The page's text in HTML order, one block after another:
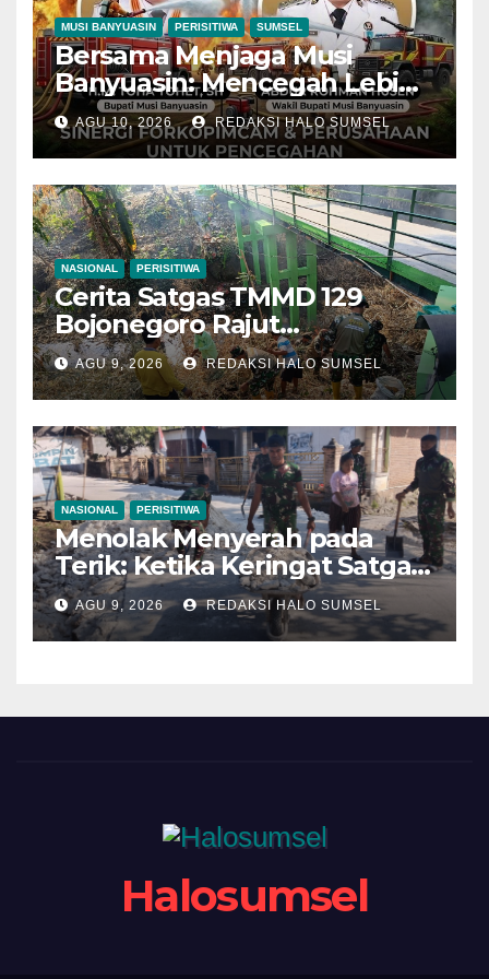
MUSI BANYUASIN PERISITIWA SUMSEL
Bersama Menjaga Musi
Banyuasin: Mencegah Lebih
Baik daripada Memadamkan
AGU 10, 2026 REDAKSI HALO SUMSEL
NASIONAL PERISITIWA
Cerita Satgas TMMD 129
Bojonegoro Rajut
Kebersamaan di Jembatan
Brang Etan
AGU 9, 2026 REDAKSI HALO SUMSEL
NASIONAL PERISITIWA
Menolak Menyerah pada
Terik: Ketika Keringat Satgas
TMMD 129 Bojonegoro dan
Warga Kesongo Menyatu
Demi Jalan Masa Depan
AGU 9, 2026 REDAKSI HALO SUMSEL
Halosumsel